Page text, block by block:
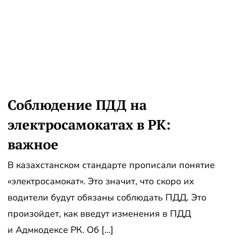
Соблюдение ПДД на
электросамокатах в РК:
важное
В казахстанском стандарте прописали понятие
«электросамокат». Это значит, что скоро их
водители будут обязаны соблюдать ПДД. Это
произойдет, как введут изменения в ПДД
и Адмкодексе РК. Об […]